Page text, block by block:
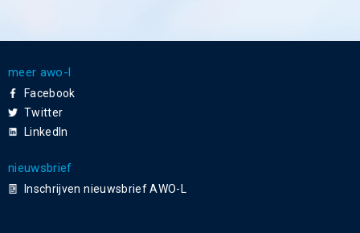
meer awo-l
Facebook
Twitter
LinkedIn
nieuwsbrief
Inschrijven nieuwsbrief AWO-L